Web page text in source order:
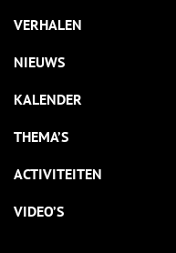
VERHALEN
NIEUWS
KALENDER
THEMA’S
ACTIVITEITEN
VIDEO’S